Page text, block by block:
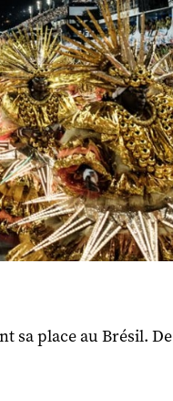
sa place au Brésil. De